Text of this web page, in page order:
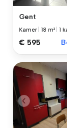
Gent
Kamer |18 m² |1
€ 595